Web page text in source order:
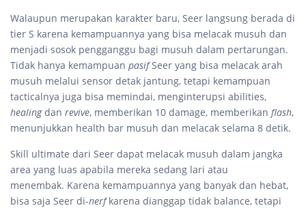
Walaupun merupakan karakter baru, Seer langsung berada di
tier S karena kemampuannya yang bisa melacak musuh dan
menjadi sosok pengganggu bagi musuh dalam pertarungan.
Tidak hanya kemampuan pasifSeer yang bisa melacak arah
musuh melalui sensor detak jantung, tetapi kemampuan
tacticalnya juga bisa memindai, menginterupsi abilities,
healingdan revive, memberikan 10 damage, memberikan flash,
menunjukkan health bar musuh dan melacak selama 8 detik.
Skill ultimate dari Seer dapat melacak musuh dalam jangka
area yang luas apabila mereka sedang lari atau
menembak. Karena kemampuannya yang banyak dan hebat,
bisa saja Seer di-nerfkarena dianggap tidak balance, tetapi